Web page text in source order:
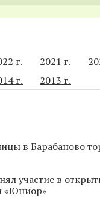
г. 2021 г.
г. 2013 г.
в Барабаново
участие в
«Юниор»